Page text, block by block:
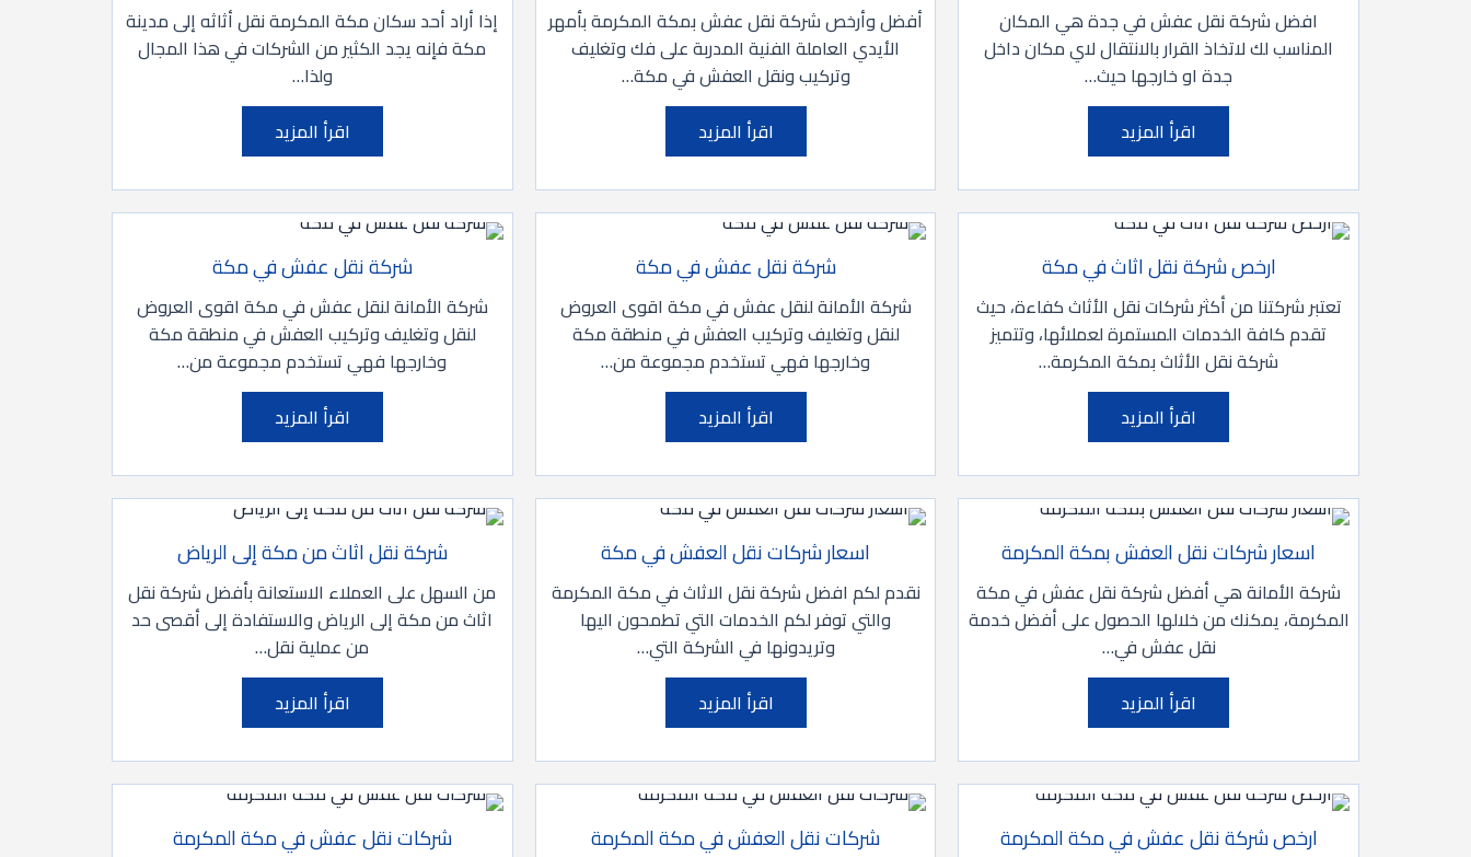
افضل شركة نقل عفش في جدة هي المكان
المناسب لك لاتخاذ القرار بالانتقال لاي مكان داخل
جدة او خارجها حيث…
اقرأ المزيد
أفضل وأرخص شركة نقل عفش بمكة المكرمة بأمهر
الأيدي العاملة الفنية المدربة على فك وتغليف
وتركيب ونقل العفش في مكة…
اقرأ المزيد
إذا أراد أحد سكان مكة المكرمة نقل أثاثه إلى مدينة
مكة فإنه يجد الكثير من الشركات في هذا المجال
ولذا…
اقرأ المزيد
ارخص شركة نقل اثاث في مكة
تعتبر شركتنا من أكثر شركات نقل الأثاث كفاءة، حيث
تقدم كافة الخدمات المستمرة لعملائها، وتتميز
شركة نقل الأثاث بمكة المكرمة…
اقرأ المزيد
شركة نقل عفش في مكة
شركة الأمانة لنقل عفش في مكة اقوى العروض
لنقل وتغليف وتركيب العفش في منطقة مكة
وخارجها فهي تستخدم مجموعة من…
اقرأ المزيد
شركة نقل عفش في مكة
شركة الأمانة لنقل عفش في مكة اقوى العروض
لنقل وتغليف وتركيب العفش في منطقة مكة
وخارجها فهي تستخدم مجموعة من…
اقرأ المزيد
اسعار شركات نقل العفش بمكة المكرمة
شركة الأمانة هي أفضل شركة نقل عفش في مكة
المكرمة، يمكنك من خلالها الحصول على أفضل خدمة
نقل عفش في…
اقرأ المزيد
اسعار شركات نقل العفش في مكة
نقدم لكم افضل شركة نقل الاثاث في مكة المكرمة
والتي توفر لكم الخدمات التي تطمحون اليها
وتريدونها في الشركة التي…
اقرأ المزيد
شركة نقل اثاث من مكة إلى الرياض
من السهل على العملاء الاستعانة بأفضل شركة نقل
اثاث من مكة إلى الرياض والاستفادة إلى أقصى حد
من عملية نقل…
اقرأ المزيد
ارخص شركة نقل عفش في مكة المكرمة شركات نقل العفش في مكة المكرمة شركات نقل عفش في مكة المكرمة